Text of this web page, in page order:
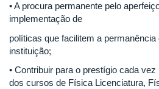
• A procura permanente pelo
implementação de
políticas que facilitem a permanência
instituição;
• Contribuir para o prestígio cada
dos cursos de Física Licenciatura,